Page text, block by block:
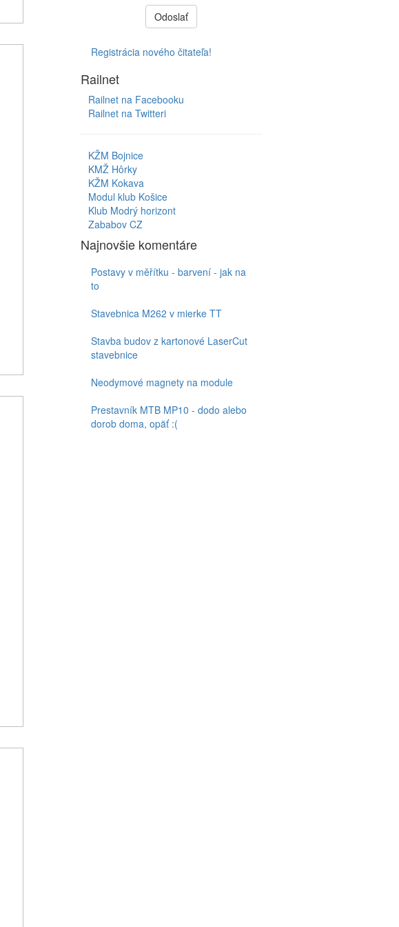
Odoslať
Registrácia nového čitateľa!
Railnet
Railnet na Facebooku
Railnet na Twitteri
KŽM Bojnice
KMŽ Hôrky
KŽM Kokava
Modul klub Košice
Klub Modrý horizont
Zababov CZ
Najnovšie komentáre
Postavy v měřítku - barvení - jak na
to
Stavebnica M262 v mierke TT
Stavba budov z kartonové LaserCut
stavebnice
Neodymové magnety na module
Prestavník MTB MP10 - dodo alebo
dorob doma, opäť :(